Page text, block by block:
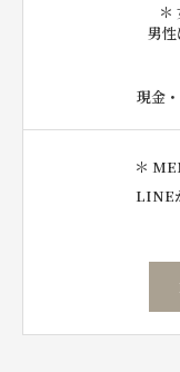
＊
男
現金
＊
LINE